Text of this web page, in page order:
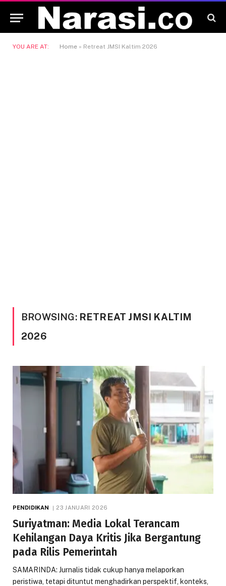
YOU ARE AT: Home » Retreat JMSI Kaltim 2026
BROWSING: RETREAT JMSI KALTIM
2026
PENDIDIKAN 23 JANUARI 2026
Suriyatman: Media Lokal Terancam
Kehilangan Daya Kritis Jika Bergantung
pada Rilis Pemerintah
SAMARINDA: Jurnalis tidak cukup hanya melaporkan
peristiwa, tetapi dituntut menghadirkan perspektif, konteks,